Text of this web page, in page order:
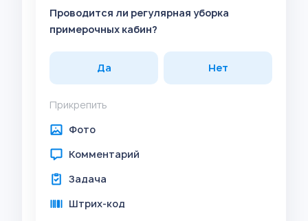
Проводится ли регулярная уборка
примерочных кабин?
Да Нет
Прикрепить
Фото
Комментарий
Задача
Штрих-код